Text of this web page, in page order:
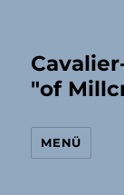
"of
MENÜ